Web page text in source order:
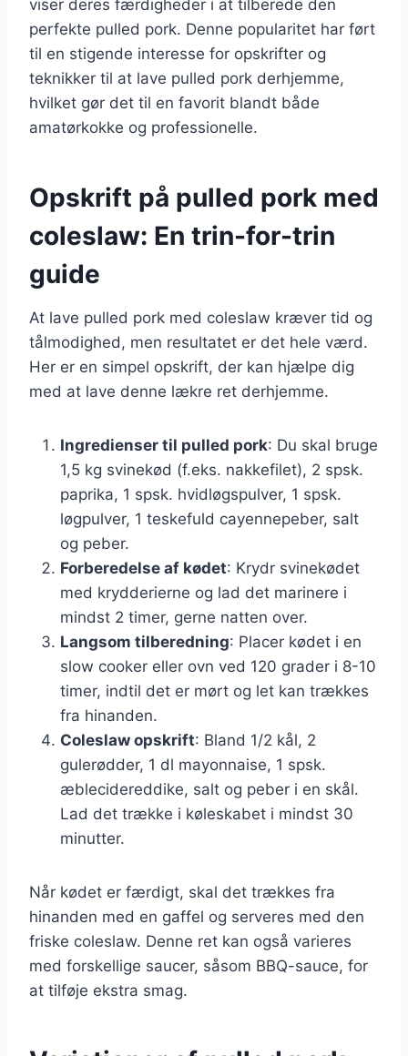
viser deres færdigheder i at tilberede den
perfekte pulled pork. Denne popularitet har ført
til en stigende interesse for opskrifter og
teknikker til at lave pulled pork derhjemme,
hvilket gør det til en favorit blandt både
amatørkokke og professionelle.
Opskrift på pulled pork med
coleslaw: En trin-for-trin
guide
At lave pulled pork med coleslaw kræver tid og
tålmodighed, men resultatet er det hele værd.
Her er en simpel opskrift, der kan hjælpe dig
med at lave denne lækre ret derhjemme.
Ingredienser til pulled pork: Du skal bruge
1,5 kg svinekød (f.eks. nakkefilet), 2 spsk.
paprika, 1 spsk. hvidløgspulver, 1 spsk.
løgpulver, 1 teskefuld cayennepeber, salt
og peber.
Forberedelse af kødet: Krydr svinekødet
med krydderierne og lad det marinere i
mindst 2 timer, gerne natten over.
Langsom tilberedning: Placer kødet i en
slow cooker eller ovn ved 120 grader i 8-10
timer, indtil det er mørt og let kan trækkes
fra hinanden.
Coleslaw opskrift: Bland 1/2 kål, 2
gulerødder, 1 dl mayonnaise, 1 spsk.
æblecidereddike, salt og peber i en skål.
Lad det trække i køleskabet i mindst 30
minutter.
Når kødet er færdigt, skal det trækkes fra
hinanden med en gaffel og serveres med den
friske coleslaw. Denne ret kan også varieres
med forskellige saucer, såsom BBQ-sauce, for
at tilføje ekstra smag.